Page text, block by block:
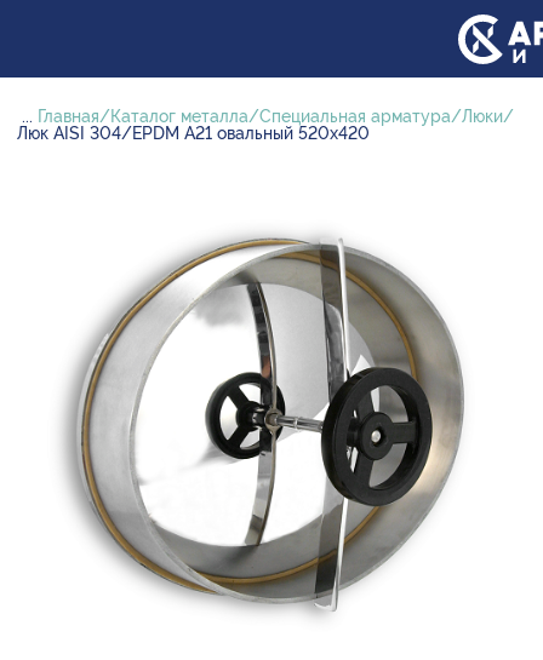
... Главная Каталог металла Специальная арматура
Люки
Люк AISI 304/EPDM A21 овальный 520х420